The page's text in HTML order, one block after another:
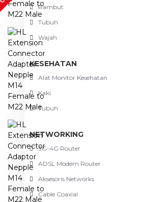
Rambut
Tubuh
Wajah
KESEHATAN
Alat Monitor Kesehatan
Kaki
Tubuh
NETWORKING
3G-4G Router
ADSL Modem Router
Aksesoris Networks
Cable Coaxial